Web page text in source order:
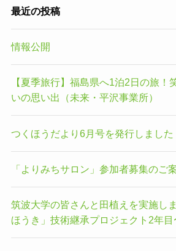
最近の投稿
情報公開
【夏季旅行】福島県へ1泊2日の旅！
いの思い出（未来・平沢事業所）
つくほうだより6月号を発行しました
「よりみちサロン」参加者募集のご
筑波大学の皆さんと田植えを実施し
ほうき」技術継承プロジェクト2年目